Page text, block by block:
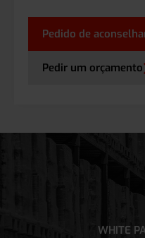
Pedido de
Pedir um orçamento
WHITE